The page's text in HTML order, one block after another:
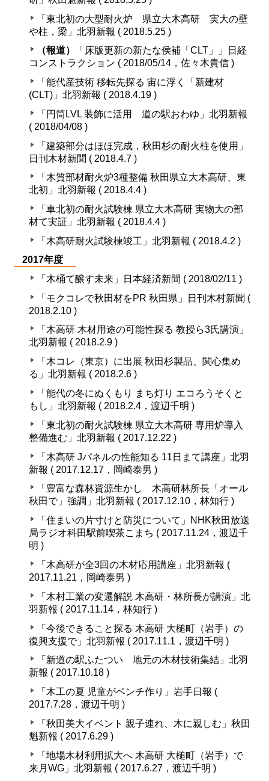
「東北初の大型耐火炉 県立大木高研 実大の壁
や柱，梁」北羽新報 ( 2018.5.25 )
（報道）
「床版更新の新たな侯補「CLT」」日経
コンストラクション ( 2018/05/14，佐々木貴信 )
「能代産技術 移転先探る 宙に浮く「新建材
(CLT)」北羽新報 ( 2018.4.19 )
「円筒LVL 装飾に活用 道の駅おわゆ」北羽新報
( 2018/04/08 )
「建築部分はほほ完成，秋田杉の耐火柱を使用」
日刊木材新聞 ( 2018.4.7 )
「木質部材耐火炉3種整備 秋田県立大木高研、東
北初」北羽新報 ( 2018.4.4 )
「車北初の耐火試験棟 県立大木高研 実物大の部
材て実証」北羽新報 ( 2018.4.4 )
「木高研耐火試験棟竣工」北羽新報 ( 2018.4.2 )
2017年度
「木桶て醸す未来」日本経済新間 ( 2018/02/11 )
「モクコレで秋田材をPR 秋田県」日刊木村新聞 (
2018.2.10 )
「木高研 木材用途の可能性探る 教授ら3氏講演」
北羽新報 ( 2018.2.9 )
「木コレ（東京）に出展 秋田杉製品、関心集め
る」北羽新報 ( 2018.2.6 )
「能代の冬にぬくもり まち灯り エコろうそくと
もし」北羽新報 ( 2018.2.4，渡辺千明 )
「東北初の耐火試験棟 県立大木高研 専用炉導入
整備進む」北羽新報 ( 2017.12.22 )
「木高研 Jパネルの性能知る 11日まて講座」北羽
新報 ( 2017.12.17，岡崎泰男 )
「豊富な森林資源生かし 木高研林所長「オール
秋田で」強調」北羽新報 ( 2017.12.10，林知行 )
「住まいの片寸けと防災について」NHK秋田放送
局ラジオ科田駅前喫茶こまち ( 2017.11.24，渡辺千
明 )
「木高研が全3回の木材応用講座」北羽新報 (
2017.11.21，岡崎泰男 )
「木村工業の変遷解説 木高研・林所長が講演」北
羽新報 ( 2017.11.14，林知行 )
「今後できること探る 木高研 大槌町（岩手）の
復興支援で」北羽新報 ( 2017.11.1，渡辺千明 )
「新道の駅ふたつい 地元の木材技術集結」北羽
新報 ( 2017.10.18 )
「木工の夏 児童がベンチ作り」岩手日報 (
2017.7.28，渡辺千明 )
「秋田美大イベント 親子連れ、木に親しむ」秋田
魁新報 ( 2017.6.29 )
「地場木材利用拡大へ 木高研 大槌町（岩手）で
来月WG」北羽新報 ( 2017.6.27，渡辺千明 )